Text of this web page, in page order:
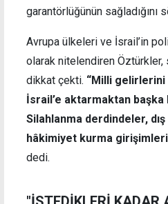
garantörlüğünün sağladığını
Avrupa ülkeleri ve İsrail’in
olarak nitelendiren Öztürkler,
dikkat çekti. “Milli
İsrail’e aktarmaktan
Silahlanma derdindeler,
hâkimiyet kurma
dedi.